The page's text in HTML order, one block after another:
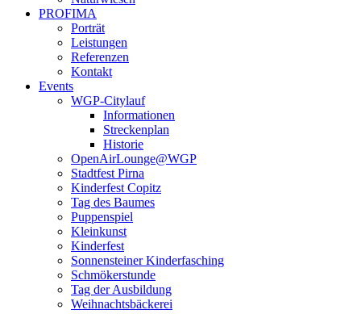
PROFIMA
Porträt
Leistungen
Referenzen
Kontakt
Events
WGP-Citylauf
Informationen
Streckenplan
Historie
OpenAirLounge@WGP
Stadtfest Pirna
Kinderfest Copitz
Tag des Baumes
Puppenspiel
Kleinkunst
Kinderfest
Sonnensteiner Kinderfasching
Schmökerstunde
Tag der Ausbildung
Weihnachtsbäckerei